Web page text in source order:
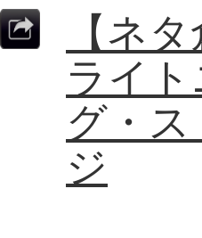
【ネ
ライ
グ・
ジ